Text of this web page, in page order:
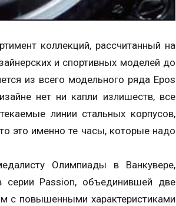
коллекций, рассчитанный на
и спортивных моделей до
из всего модельного ряда Epos
нет ни капли излишеств, все
линии стальных корпусов,
это именно те часы, которые надо
Олимпиады в Ванкувере,
Passion, объединившей две
с повышенными характеристиками